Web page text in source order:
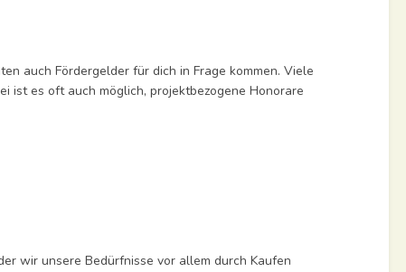
auch Fördergelder für dich in Frage kommen. Viele
ist es oft auch möglich, projektbezogene Honorare
wir unsere Bedürfnisse vor allem durch Kaufen